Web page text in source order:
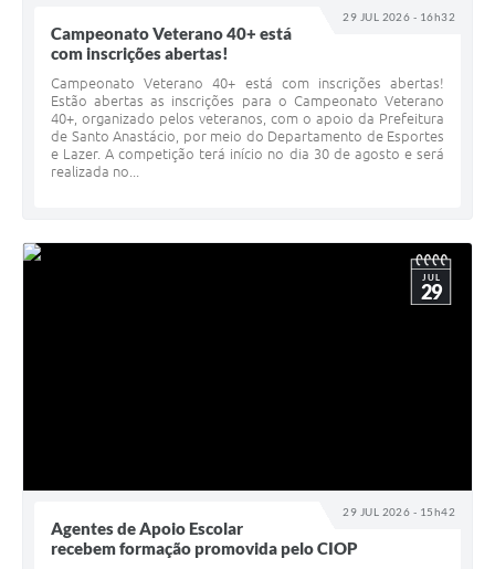
29 JUL 2026 - 16h32
Campeonato Veterano 40+ está
com inscrições abertas!
Campeonato Veterano 40+ está com inscrições abertas!
Estão abertas as inscrições para o Campeonato Veterano
40+, organizado pelos veteranos, com o apoio da Prefeitura
de Santo Anastácio, por meio do Departamento de Esportes
e Lazer. A competição terá início no dia 30 de agosto e será
realizada no...
29 JUL 2026 - 15h42
JUL
29
Agentes de Apoio Escolar
recebem formação promovida pelo CIOP